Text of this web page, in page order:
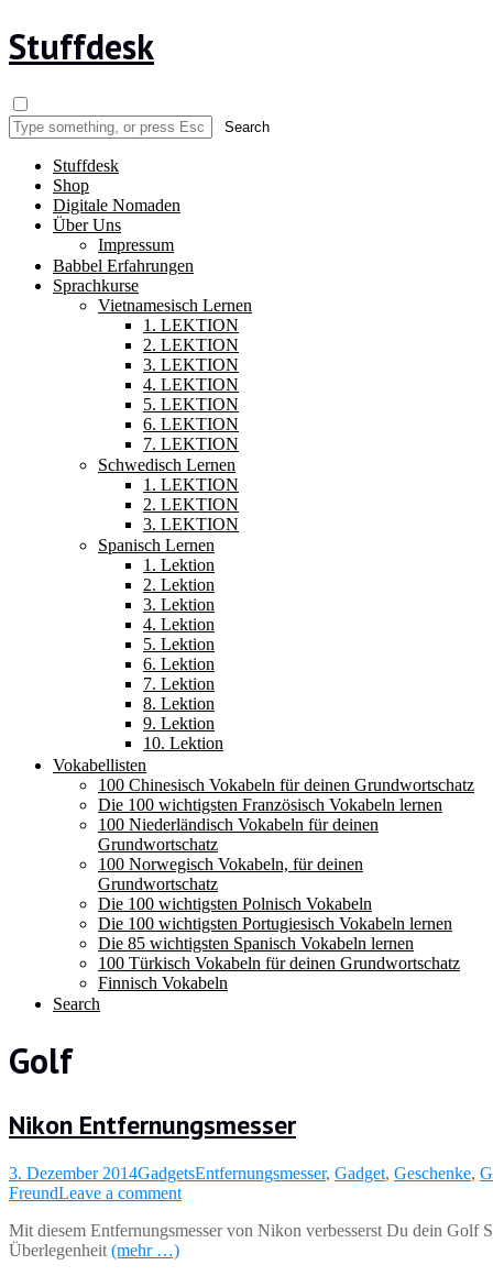
Stuffdesk
Stuffdesk
Shop
Digitale Nomaden
Über Uns
Impressum
Babbel Erfahrungen
Sprachkurse
Vietnamesisch Lernen
1. LEKTION
2. LEKTION
3. LEKTION
4. LEKTION
5. LEKTION
6. LEKTION
7. LEKTION
Schwedisch Lernen
1. LEKTION
2. LEKTION
3. LEKTION
Spanisch Lernen
1. Lektion
2. Lektion
3. Lektion
4. Lektion
5. Lektion
6. Lektion
7. Lektion
8. Lektion
9. Lektion
10. Lektion
Vokabellisten
100 Chinesisch Vokabeln für deinen Grundwortschatz
Die 100 wichtigsten Französisch Vokabeln lernen
100 Niederländisch Vokabeln für deinen
Grundwortschatz
100 Norwegisch Vokabeln, für deinen
Grundwortschatz
Die 100 wichtigsten Polnisch Vokabeln
Die 100 wichtigsten Portugiesisch Vokabeln lernen
Die 85 wichtigsten Spanisch Vokabeln lernen
100 Türkisch Vokabeln für deinen Grundwortschatz
Finnisch Vokabeln
Search
Golf
Nikon Entfernungsmesser
3. Dezember 2014GadgetsEntfernungsmesser, Gadget, Geschenke,
FreundLeave a comment
Mit diesem Entfernungsmesser von Nikon verbesserst Du dein Golf
Überlegenheit (mehr …)